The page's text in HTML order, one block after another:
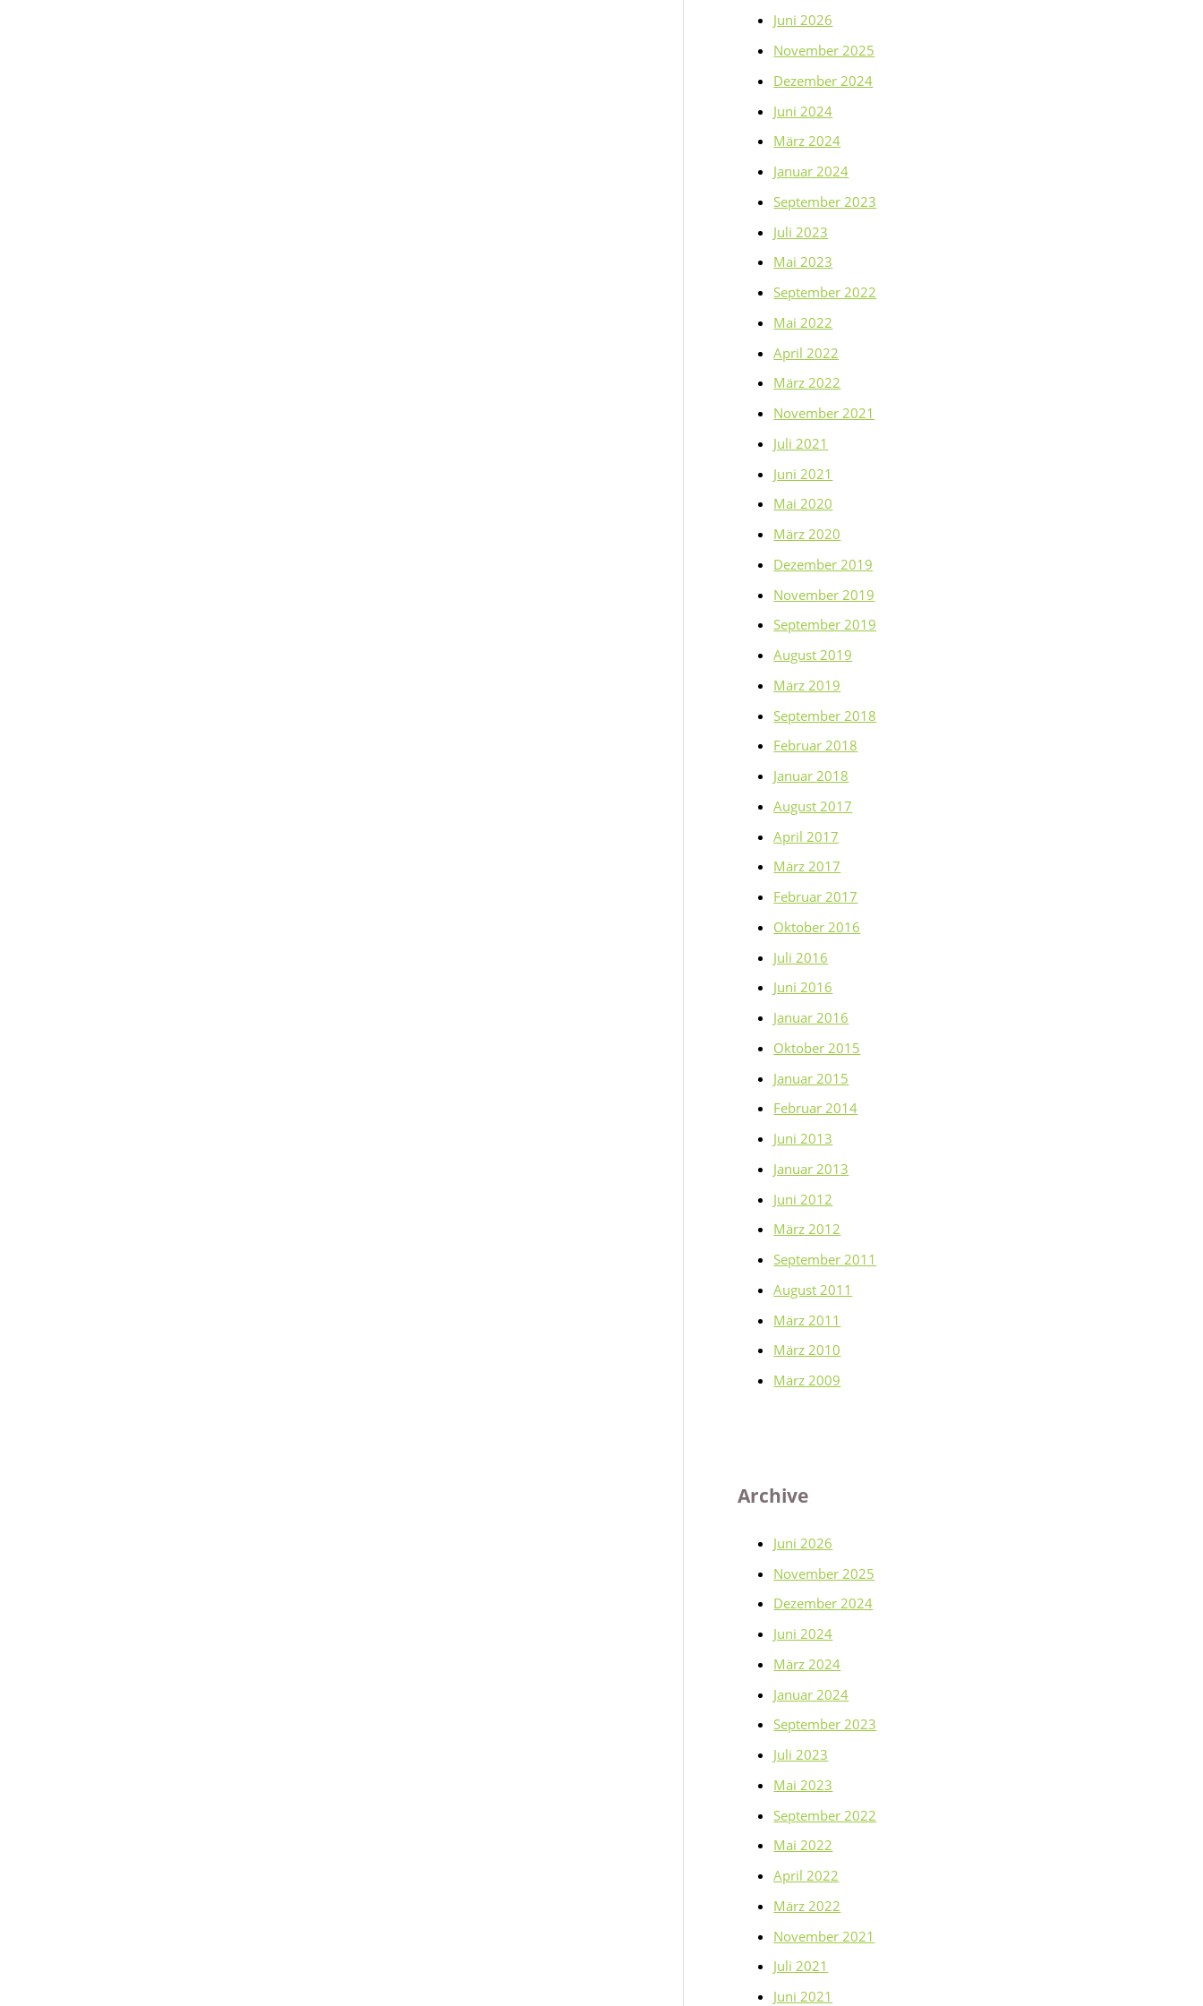
Juni 2026
November 2025
Dezember 2024
Juni 2024
März 2024
Januar 2024
September 2023
Juli 2023
Mai 2023
September 2022
Mai 2022
April 2022
März 2022
November 2021
Juli 2021
Juni 2021
Mai 2020
März 2020
Dezember 2019
November 2019
September 2019
August 2019
März 2019
September 2018
Februar 2018
Januar 2018
August 2017
April 2017
März 2017
Februar 2017
Oktober 2016
Juli 2016
Juni 2016
Januar 2016
Oktober 2015
Januar 2015
Februar 2014
Juni 2013
Januar 2013
Juni 2012
März 2012
September 2011
August 2011
März 2011
März 2010
März 2009
Archive
Juni 2026
November 2025
Dezember 2024
Juni 2024
März 2024
Januar 2024
September 2023
Juli 2023
Mai 2023
September 2022
Mai 2022
April 2022
März 2022
November 2021
Juli 2021
Juni 2021